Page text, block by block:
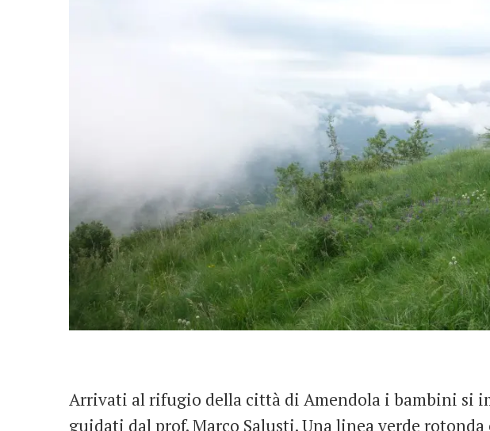
Arrivati al rifugio della città di Amendola i bambini si
guidati dal prof. Marco Salusti. Una linea verde